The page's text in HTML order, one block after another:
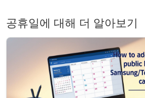
공휴일에 대해 더 알아보기